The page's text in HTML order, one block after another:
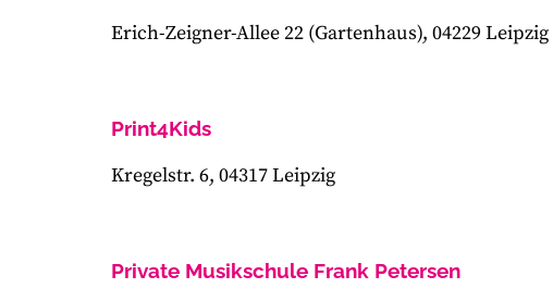
Erich-Zeigner-Allee 22 (Gartenhaus), 04229 Leipzig
Print4Kids
Kregelstr. 6, 04317 Leipzig
Private Musikschule Frank Petersen